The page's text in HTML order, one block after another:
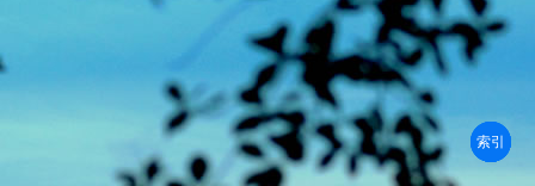
部首
笔划
拼音
潮拼